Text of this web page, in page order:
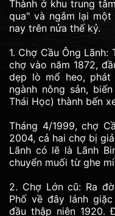
Thành ở khu trung
qua" và ngắm lại
nay trên nửa thế kỷ.
1. Chợ Cầu Ông
chợ vào năm 1872,
dẹp lò mổ heo, phát
ngành nông sản,
Thái Học) thành bến
Tháng 4/1999, chợ
2004, cả hai chợ bị
Lãnh có lẽ là Lãnh
chuyển muối từ ghe
2. Chợ Lớn cũ: Ra
Phố về đây lánh
đầu thập niên 1920.